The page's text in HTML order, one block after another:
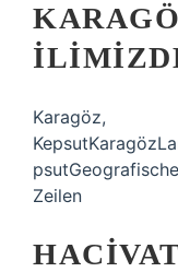
Karagöz,
Zeilen